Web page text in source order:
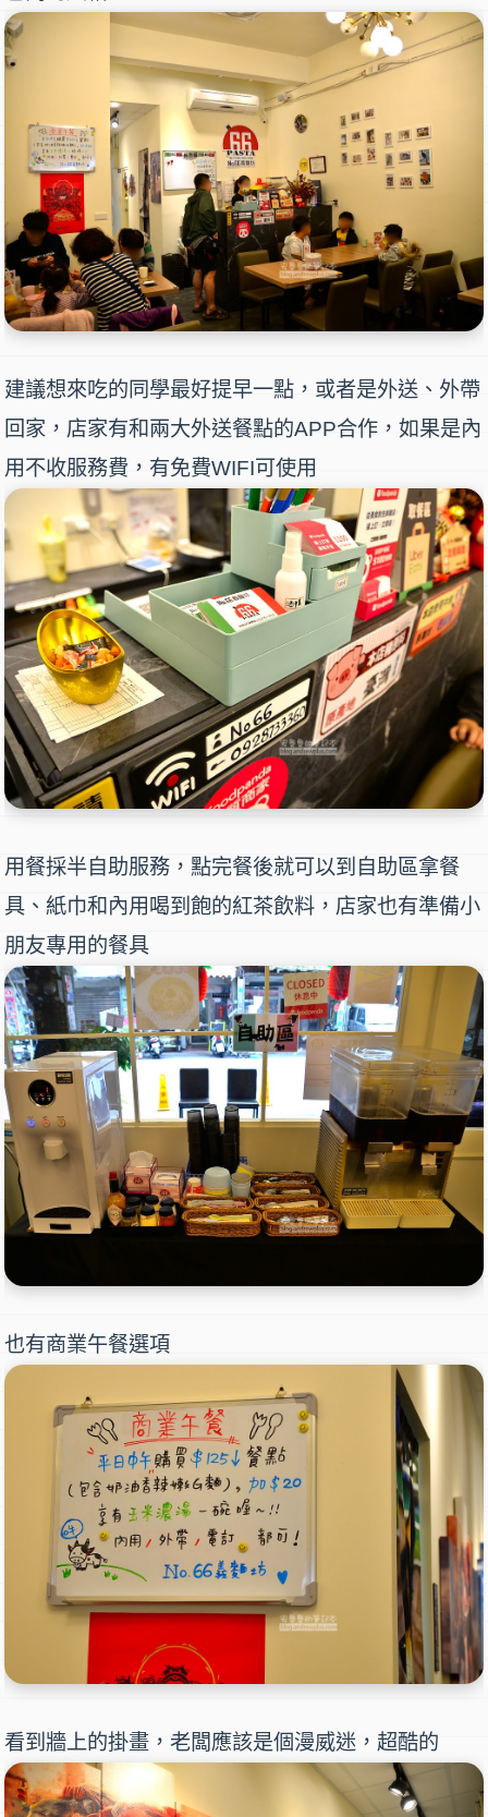
建議想來吃的同學最好提早一點，或者是外送、外帶
回家，店家有和兩大外送餐點的APP合作，如果是內
用不收服務費，有免費WIFI可使用
用餐採半自助服務，點完餐後就可以到自助區拿餐
具、紙巾和內用喝到飽的紅茶飲料，店家也有準備小
朋友專用的餐具
也有商業午餐選項
看到牆上的掛畫，老闆應該是個漫威迷，超酷的